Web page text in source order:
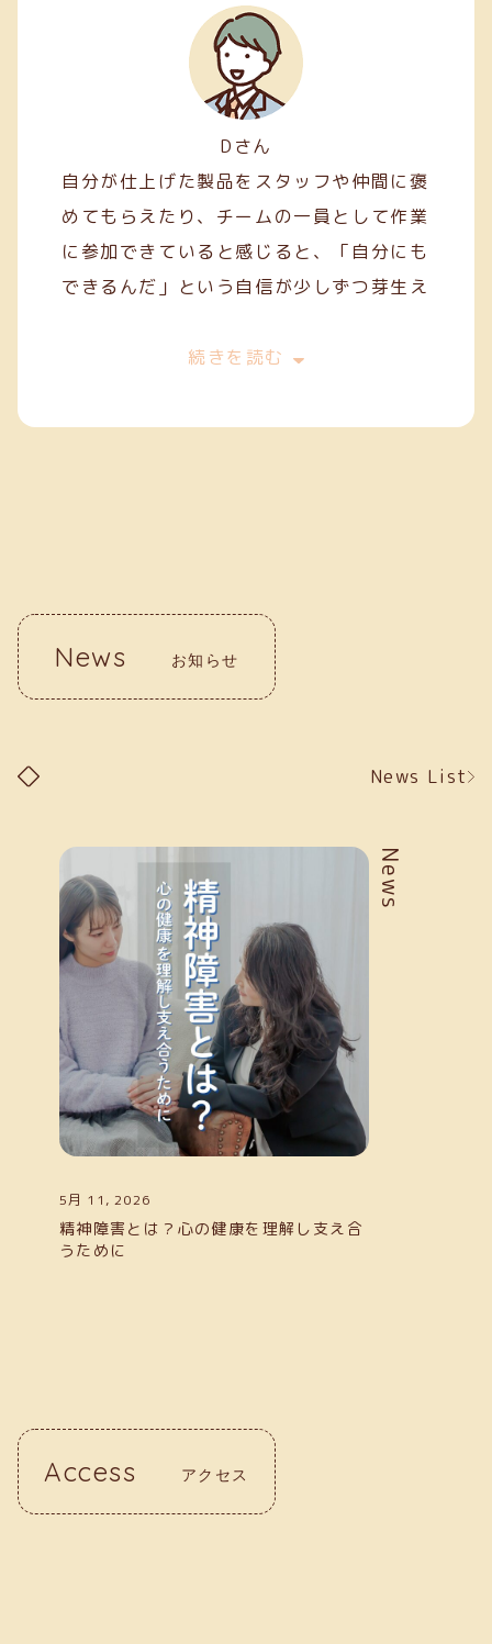
Dさん
自分が仕上げた製品をスタッフや仲間に褒
めてもらえたり、チームの一員として作業
に参加できていると感じると、「自分にも
できるんだ」という自信が少しずつ芽生え
今は、一般就労を目指してスキルを磨きな
す。クリーフでの経験が、自分の「働く
続きを読む
News お知らせ
News List
お知らせ
News
5月 11, 2026
精神障害とは？心の健康を理解し支え合
うために
Access アクセス